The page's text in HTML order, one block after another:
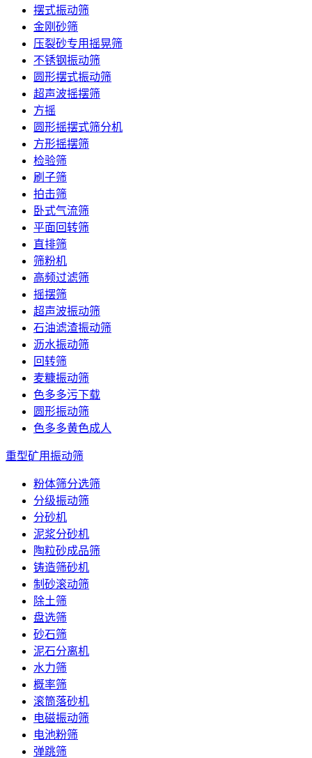
摆式振动筛
金刚砂筛
压裂砂专用摇晃筛
不锈钢振动筛
圆形摆式振动筛
超声波摇摆筛
方摇
圆形摇摆式筛分机
方形摇摆筛
检验筛
刷子筛
拍击筛
卧式气流筛
平面回转筛
直排筛
筛粉机
高频过滤筛
摇摆筛
超声波振动筛
石油滤渣振动筛
沥水振动筛
回转筛
麦糠振动筛
色多多污下载
圆形振动筛
色多多黄色成人
重型矿用振动筛
粉体筛分选筛
分级振动筛
分砂机
泥浆分砂机
陶粒砂成品筛
铸造筛砂机
制砂滚动筛
除土筛
盘选筛
砂石筛
泥石分离机
水力筛
概率筛
滚筒落砂机
电磁振动筛
电池粉筛
弹跳筛